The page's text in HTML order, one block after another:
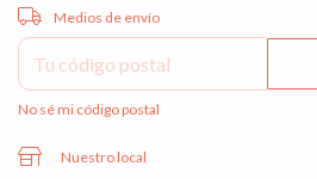
Entregas para el CP:
Medios de envío
No sé mi código postal
Nuestro local